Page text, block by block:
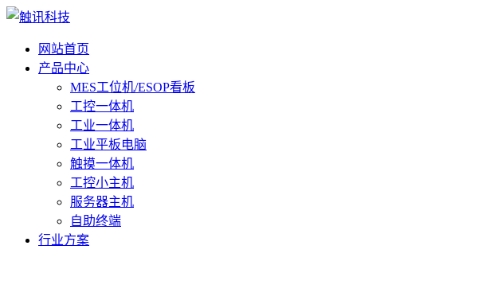
网站首页
产品中心
MES工位机/ESOP看板
工控一体机
工业一体机
工业平板电脑
触摸一体机
工控小主机
服务器主机
自助终端
行业方案